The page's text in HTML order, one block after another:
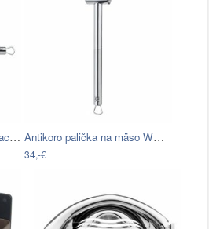
Špachtľa na francúzske palacinky WMF… Antikoro palička na mäso WMF Profi Plus
34,-€